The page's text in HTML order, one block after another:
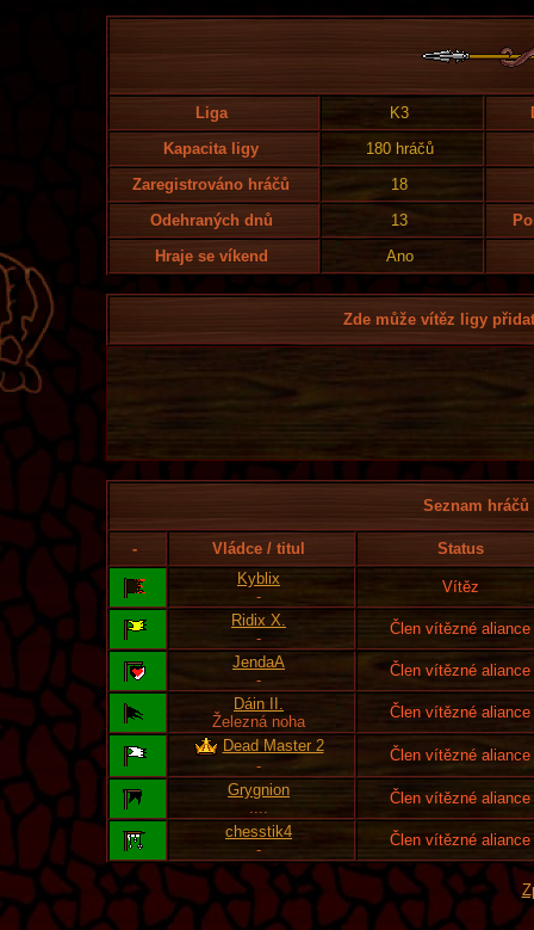
Liga K3
Kapacita ligy
180 hráčů
Zaregistrováno hráčů
18
Odehraných dnů
13
Hraje se víkend
Ano
Zde může vítěz ligy
Seznam
- Vládce / titul
Status
Kyblix
-
Vítěz
Ridix X.
-
Člen vítězné aliance
JendaA
-
Člen vítězné aliance
Dáin II.
Železná noha
Člen vítězné aliance
Dead Master 2
-
Člen vítězné aliance
Grygnion
....
Člen vítězné aliance
chesstik4
-
Člen vítězné aliance